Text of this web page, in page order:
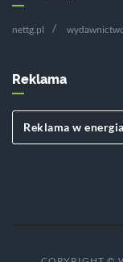
nettg.pl
Reklama
Reklama w